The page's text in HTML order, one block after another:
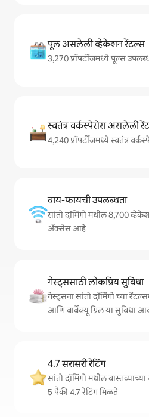
पूल असलेली व्हेकेशन रेंटल्स
3,270 प्रॉपर्टीजमध्ये पूल्स
स्वतंत्र वर्कस्पेसेस असलेली
4,240 प्रॉपर्टीजमध्ये स्वतंत्र
वाय-फायची उपलब्धता
सांतो दॉमिंगो मधील 8,700
अ‍ॅक्सेस आहे
गेस्ट्ससाठी लोकप्रिय सुविधा
गेस्ट्सना सांतो दॉमिंगो च्या
आणि बार्बेक्यू ग्रिल या सुविधा
4.7 सरासरी रेटिंग
सांतो दॉमिंगो मधील
5 पैकी 4.7 रेटिंग मिळते